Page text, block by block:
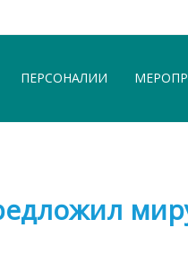
ПЕРСОНАЛИИ